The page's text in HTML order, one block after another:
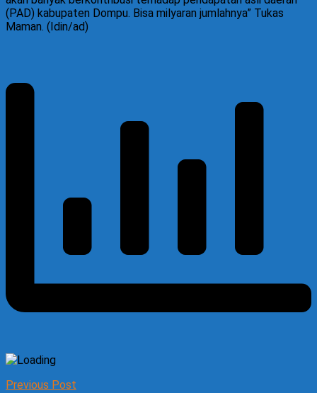
(PAD) kabupaten Dompu. Bisa milyaran jumlahnya” Tukas
Maman. (Idin/ad)
Previous Post